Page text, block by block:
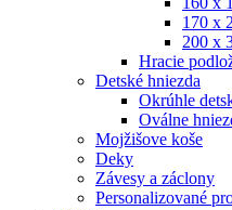
170 x
200 x
Hracie
Detské hniezda
Okrúhle
Oválne
Mojžišove koše
Deky
Závesy a záclony
Personalizované